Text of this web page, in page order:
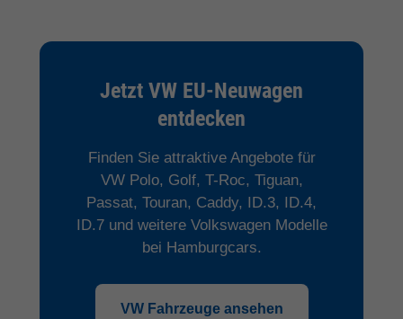
Jetzt VW EU-Neuwagen
entdecken
Finden Sie attraktive Angebote für
VW Polo, Golf, T-Roc, Tiguan,
Passat, Touran, Caddy, ID.3, ID.4,
ID.7 und weitere Volkswagen Modelle
bei Hamburgcars.
VW Fahrzeuge ansehen